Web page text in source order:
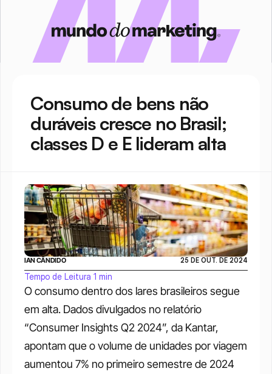
Consumo de bens não
duráveis cresce no Brasil;
classes D e E lideram alta
O consumo dentro dos lares brasileiros segue
em alta. Dados divulgados no relatório
“Consumer Insights Q2 2024”, da Kantar,
apontam que o volume de unidades por viagem
aumentou 7% no primeiro semestre de 2024
IAN CÂNDIDO 25 DE OUT. DE 2024
Tempo de Leitura 1 min